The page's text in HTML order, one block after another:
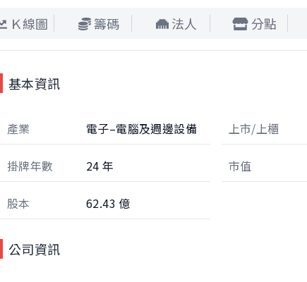
Ｋ線圖 籌碼 法人 分點
基本資訊
產業 電子–電腦及週邊設備 上市/上櫃
掛牌年數 24 年 市值
股本 62.43 億
公司資訊